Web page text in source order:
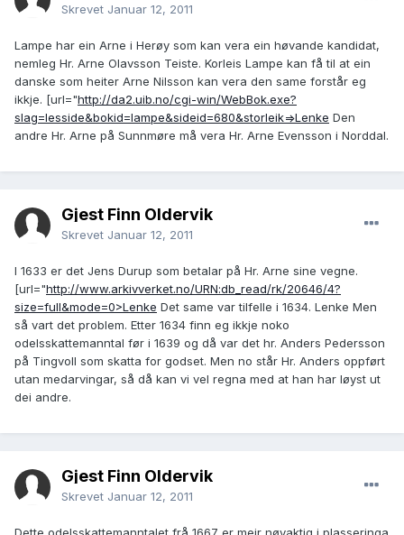
Skrevet Januar 12, 2011
Lampe har ein Arne i Herøy som kan vera ein høvande kandidat,
nemleg Hr. Arne Olavsson Teiste. Korleis Lampe kan få til at ein
danske som heiter Arne Nilsson kan vera den same forstår eg
ikkje. [url="http://da2.uib.no/cgi-win/WebBok.exe?
slag=lesside&bokid=lampe&sideid=680&storleik=>Lenke Den
andre Hr. Arne på Sunnmøre må vera Hr. Arne Evensson i Norddal.
Gjest Finn Oldervik
Skrevet Januar 12, 2011
I 1633 er det Jens Durup som betalar på Hr. Arne sine vegne.
[url="http://www.arkivverket.no/URN:db_read/rk/20646/4?
size=full&mode=0>Lenke Det same var tilfelle i 1634. Lenke Men
så vart det problem. Etter 1634 finn eg ikkje noko
odelsskattemanntal før i 1639 og då var det hr. Anders Pedersson
på Tingvoll som skatta for godset. Men no står Hr. Anders oppført
utan medarvingar, så då kan vi vel regna med at han har løyst ut
dei andre.
Gjest Finn Oldervik
Skrevet Januar 12, 2011